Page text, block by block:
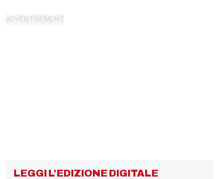
LEGGI L'EDIZIONE DIGITALE